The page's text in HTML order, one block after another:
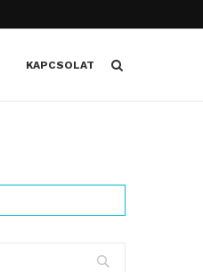
KAPCSOLAT